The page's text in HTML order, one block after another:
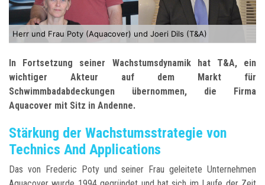
Herr und Frau Poty (Aquacover) und Joeri Dils (T&A)
In Fortsetzung seiner Wachstumsdynamik hat T&A, ein
wichtiger Akteur auf dem Markt für
Schwimmbadabdeckungen übernommen, die Firma
Aquacover mit Sitz in Andenne.
Stärkung der Wachstumsstrategie von
Technics And Applications
Das von Frederic Poty und seiner Frau geleitete Unternehmen